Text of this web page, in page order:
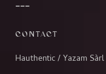
CONTACT
Hauthentic / Yazam Sàrl